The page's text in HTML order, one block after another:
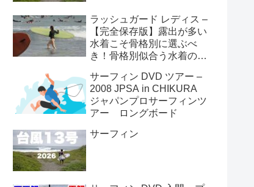
ラッシュガード レディス –
【完全保存版】露出が多い
水着こそ骨格別に選ぶべ
き！骨格別似合う水着の選
サーフィン DVD ツアー –
2008 JPSA in CHIKURA
ジャパンプロサーフィンツ
アー ロングボード
サーフィン